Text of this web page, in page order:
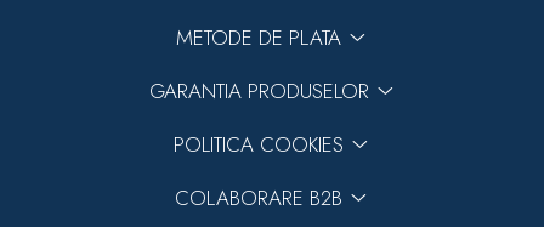
METODE DE PLATA
GARANTIA PRODUSELOR
POLITICA COOKIES
COLABORARE B2B